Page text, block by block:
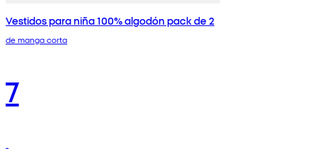
Vestidos para niña 100% algodón pack de 2
de manga corta
7